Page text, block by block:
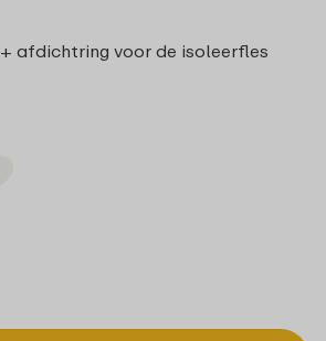
afdichtring voor de isoleerfles